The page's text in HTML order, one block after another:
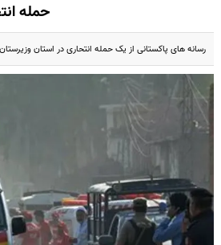
حمله انتحاری
رسانه های پاکستانی از یک حمله انتحاری در استان وزیرستان شمالی در این